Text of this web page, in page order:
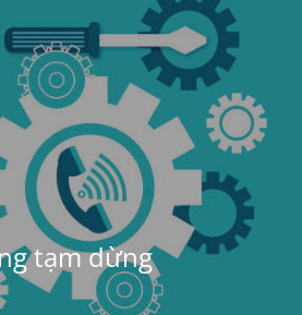
tạm dừng